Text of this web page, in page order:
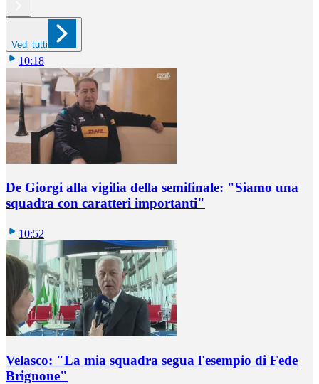
Vedi tutti
10:18
De Giorgi alla vigilia della semifinale: "Siamo una
squadra con caratteri importanti"
10:52
Velasco: "La mia squadra segua l'esempio di Fede
Brignone"